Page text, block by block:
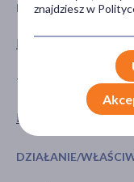
PŁEĆ
Kobieta
TYP PRODUKTU
Kosmetyk
DZIAŁANIE/
znajdziesz w